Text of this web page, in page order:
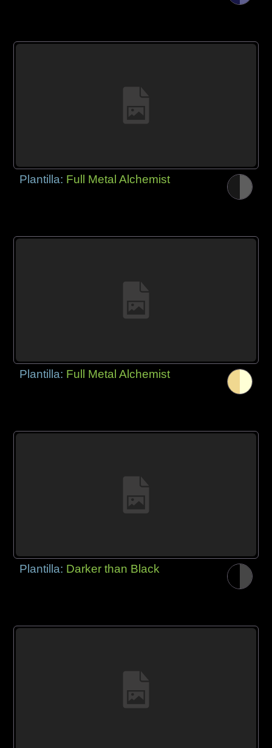
Plantilla: Full Metal Alchemist
Plantilla: Full Metal Alchemist
Plantilla: Darker than Black